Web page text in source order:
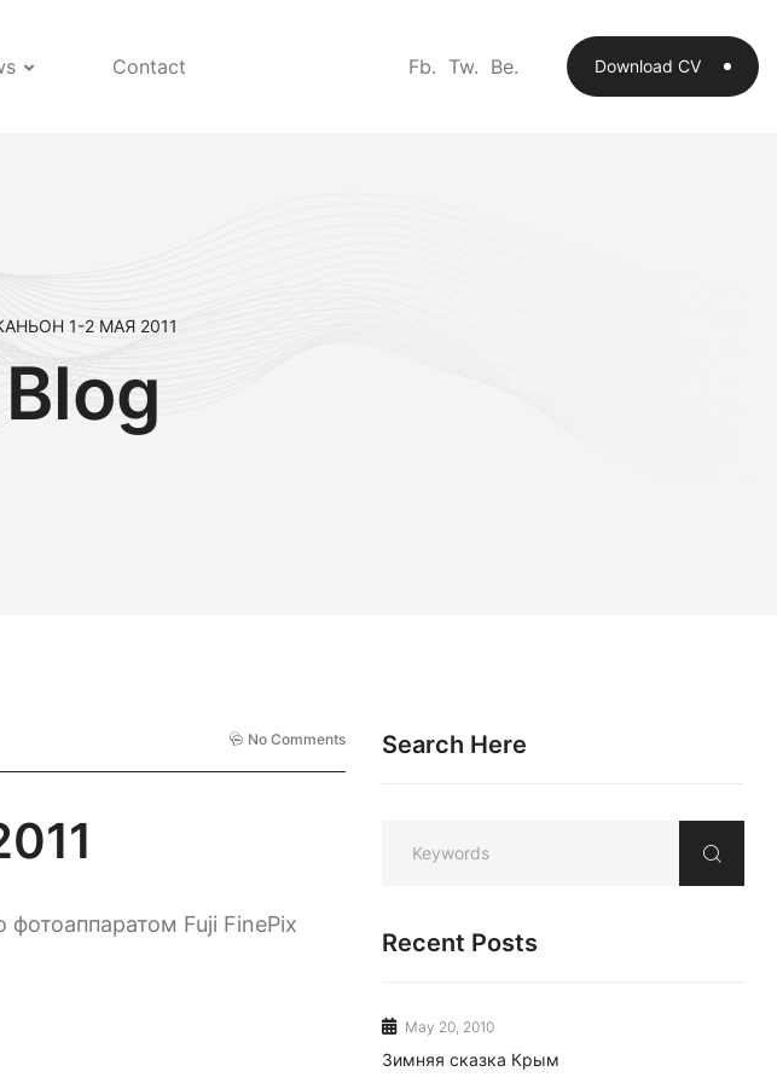
Contact Fb. Tw. Be. Download CV
1-2 МАЯ 2011
No Comments
Fuji FinePix
Search Here
Recent Posts
May 20, 2010
Зимняя сказка Крым